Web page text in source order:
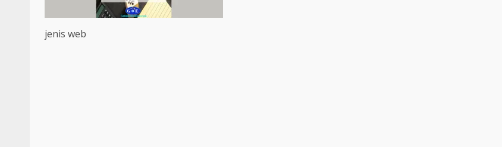
jenis web